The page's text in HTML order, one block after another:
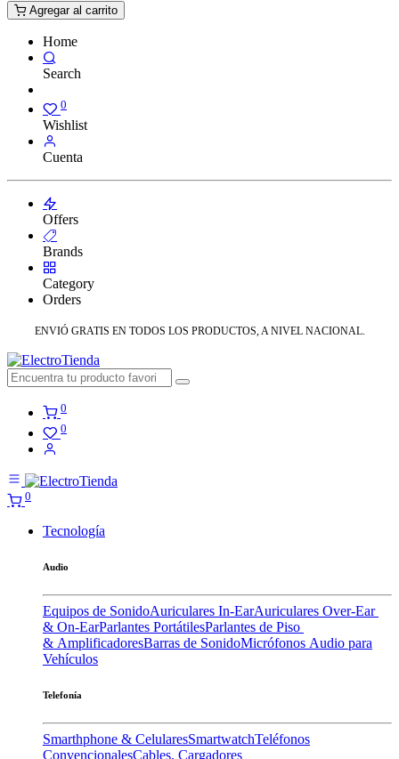
Agregar al carrito
Home
Search
0
Wishlist
Cuenta
Offers
Brands
Category
Orders
ENVIÓ GRATIS EN TODOS LOS PRODUCTOS, A NIVEL NACIONAL.
0
0
0
Tecnología
Audio
Equipos de SonidoAuriculares In-EarAuriculares Over-Ear
& On-EarParlantes PortátilesParlantes de Piso
& AmplificadoresBarras de SonidoMicrófonos Audio para
Vehículos
Telefonía
Smarthphone & CelularesSmartwatchTeléfonos
ConvencionalesCables, Cargadores